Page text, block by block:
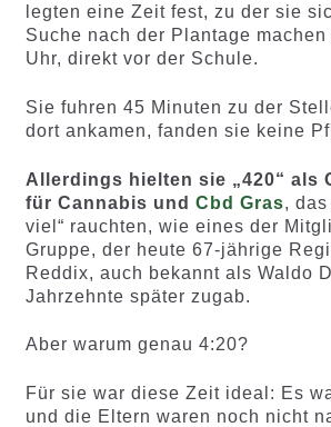
legten eine Zeit fest, zu der sie
Suche nach der Plantage
Uhr, direkt vor der Schule.
Sie fuhren 45 Minuten zu der
dort ankamen, fanden sie keine
Allerdings hielten sie „420“ als
für Cannabis und Cbd Gras, das
viel“ rauchten, wie eines der
Gruppe, der heute 67-jährige
Reddix, auch bekannt als Waldo
Jahrzehnte später zugab.
Aber warum genau 4:20?
Für sie war diese Zeit ideal: Es
und die Eltern waren noch nicht